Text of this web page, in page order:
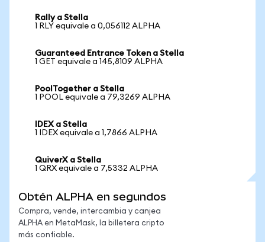
Rally a Stella
1 RLY equivale a 0,056112 ALPHA
Guaranteed Entrance Token a Stella
1 GET equivale a 145,8109 ALPHA
PoolTogether a Stella
1 POOL equivale a 79,3269 ALPHA
IDEX a Stella
1 IDEX equivale a 1,7866 ALPHA
QuiverX a Stella
1 QRX equivale a 7,5332 ALPHA
Obtén ALPHA en segundos
Compra, vende, intercambia y canjea
ALPHA en MetaMask, la billetera cripto
más confiable.